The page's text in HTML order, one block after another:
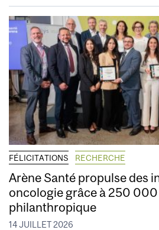
FÉLICITATIONS RECHERCHE
Arène Santé propulse des
oncologie grâce à 250
philanthropique
14 JUILLET 2026